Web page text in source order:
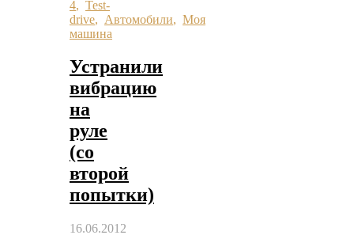
4, Test-
drive, Автомобили, Моя
машина
Устранили
вибрацию
на
руле
(со
второй
попытки)
16.06.2012